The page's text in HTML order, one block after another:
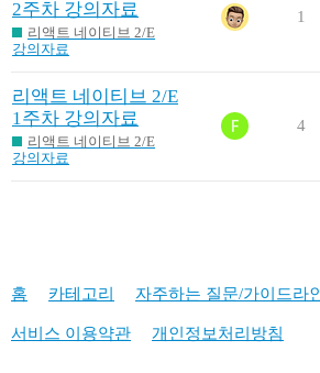
2주차 강의자료
리액트 네이티브 2/E
강의자료
1
리액트 네이티브 2/E
1주차 강의자료
리액트 네이티브 2/E
강의자료
4
홈 카테고리 자주하는 질문/가이드라인
서비스 이용약관 개인정보처리방침